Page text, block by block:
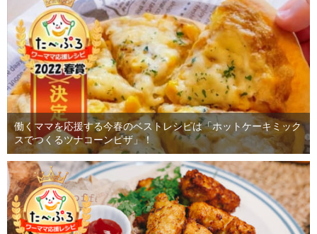
働くママを応援する今春のベストレシピは「ホットケーキミック
スでつくるツナコーンピザ」！